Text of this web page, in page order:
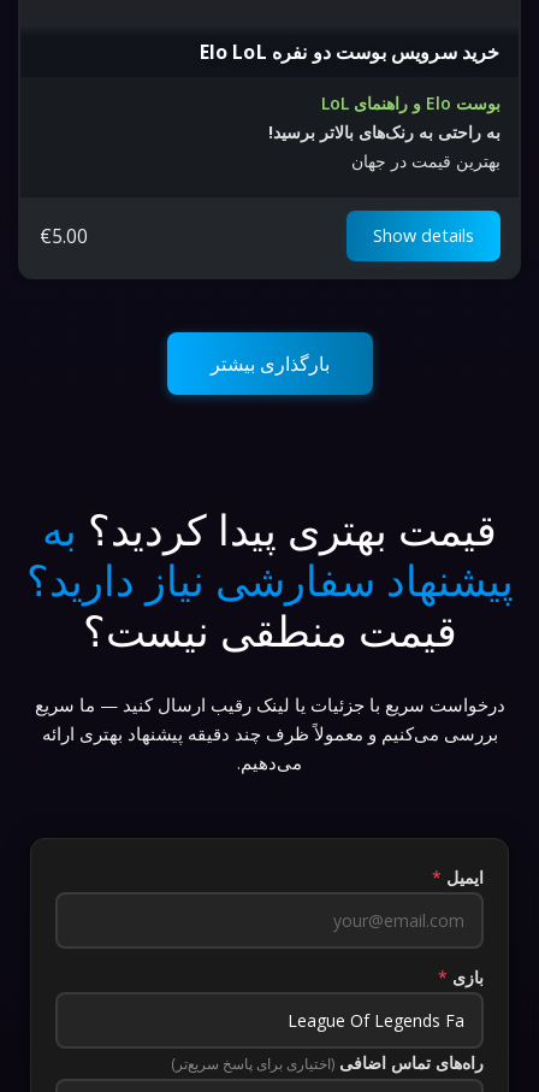
خرید سرویس بوست دو نفره Elo LoL
بوست Elo و راهنمای LoL
به راحتی به رنک‌های بالاتر برسید!
بهترین قیمت در جهان
€5.00 Show details
بارگذاری بیشتر
قیمت بهتری پیدا کردید؟ به
پیشنهاد سفارشی نیاز دارید؟
قیمت منطقی نیست؟
درخواست سریع با جزئیات یا لینک رقیب ارسال کنید — ما سریع
بررسی می‌کنیم و معمولاً ظرف چند دقیقه پیشنهاد بهتری ارائه
می‌دهیم.
ایمیل *
بازی *
راه‌های تماس اضافی (اختیاری برای پاسخ سریع‌تر)